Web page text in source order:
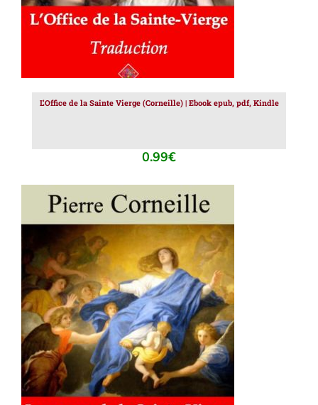
L’Office de la Sainte Vierge (Corneille) | Ebook epub, pdf, Kindle
0.99€
AJOUTER AU PANIER / DÉTAILS